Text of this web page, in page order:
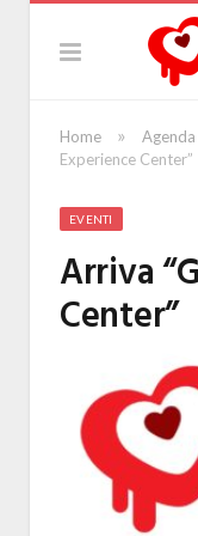
Home » Agenda
Experience Center”
EVENTI
Arriva
Center”